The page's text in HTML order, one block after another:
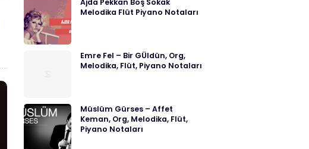
Ajda Pekkan Boş Sokak
Melodika Flüt Piyano Notaları
Emre Fel – Bir GÜldün, Org,
Melodika, Flüt, Piyano Notaları
Müslüm Gürses – Affet
Keman, Org, Melodika, Flüt,
Piyano Notaları